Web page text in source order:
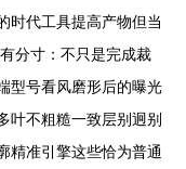
时代工具提高产物但当
分寸：不只是完成裁
型号看风磨形后的曝光
叶不粗糙一致层别迥别
精准引擎这些恰为普通